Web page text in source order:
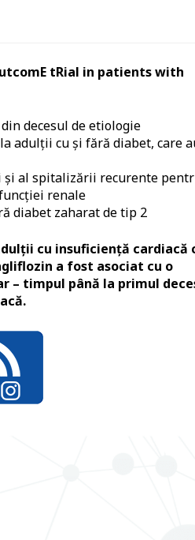
tRial in patients with
decesul de etiologie
adulții cu și fără diabet, care
și al spitalizării recurente
renale
diabet zaharat de tip 2
cu insuficiență cardiacă
a fost asociat cu o
– timpul până la primul